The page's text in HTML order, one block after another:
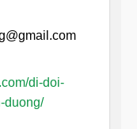
di-doi-
duong/